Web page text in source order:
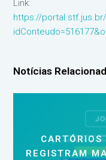
Link:
https://
Notícias
REGISTRAM